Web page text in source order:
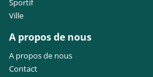
Sportif
Ville
A propos de nous
A propos de nous
Contact